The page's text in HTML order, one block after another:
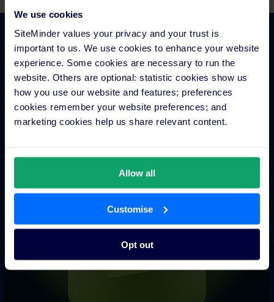
We use cookies
SiteMinder values your privacy and your trust is
important to us. We use cookies to enhance your website
experience. Some cookies are necessary to run the
website. Others are optional: statistic cookies show us
how you use our website and features; preferences
cookies remember your website preferences; and
marketing cookies help us share relevant content.
Allow all
Customise
Opt out
Inizia oggi.
Unisciti a migliaia di albergatori che trasformano le
strategie di acquisizione degli ospiti e di revenue con
SiteMinder.
Inizia subito